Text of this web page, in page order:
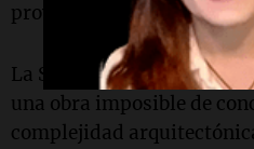
proyecto.
La Sagrada Familia fue
una obra imposible de
complejidad